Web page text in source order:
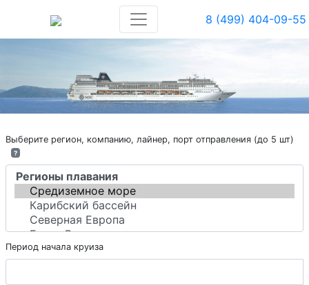
8 (499) 404-09-55
Выберите регион, компанию, лайнер, порт отправления (до 5 шт)
?
Период начала круиза